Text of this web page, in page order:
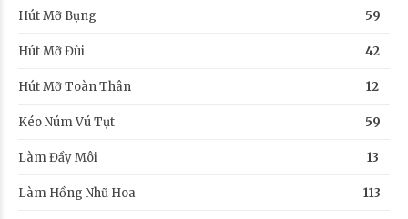
Hút Mỡ Bụng 59
Hút Mỡ Đùi 42
Hút Mỡ Toàn Thân 12
Kéo Núm Vú Tụt 59
Làm Đầy Môi 13
Làm Hồng Nhũ Hoa 113